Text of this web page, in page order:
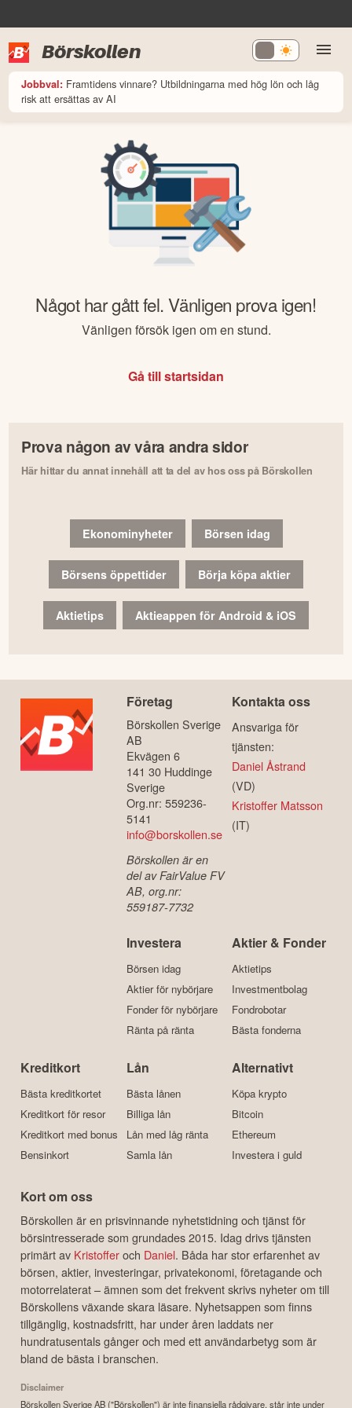
Börskollen
Jobbval: Framtidens vinnare? Utbildningarna med hög lön och låg
risk att ersättas av AI
Något har gått fel. Vänligen prova igen!
Vänligen försök igen om en stund.
Gå till startsidan
Prova någon av våra andra sidor
Här hittar du annat innehåll att ta del av hos oss på Börskollen
Ekonominyheter Börsen idag
Börsens öppettider Börja köpa aktier
Aktietips Aktieappen för Android & iOS
Företag
Börskollen Sverige
AB
Ekvägen 6
141 30 Huddinge
Sverige
Org.nr: 559236-
5141
info@borskollen.se
Börskollen är en
del av FairValue FV
AB, org.nr:
559187-7732
Kontakta oss
Ansvariga för
tjänsten:
Daniel Åstrand
(VD)
Kristoffer Matsson
(IT)
Investera
Börsen idag
Aktier för nybörjare
Fonder för nybörjare
Ränta på ränta
Aktier & Fonder
Aktietips
Investmentbolag
Fondrobotar
Bästa fonderna
Kreditkort
Bästa kreditkortet
Kreditkort för resor
Kreditkort med bonus
Bensinkort
Lån
Bästa lånen
Billiga lån
Lån med låg ränta
Samla lån
Alternativt
Köpa krypto
Bitcoin
Ethereum
Investera i guld
Kort om oss
Börskollen är en prisvinnande nyhetstidning och tjänst för
börsintresserade som grundades 2015. Idag drivs tjänsten
primärt av Kristofferoch Daniel. Båda har stor erfarenhet av
börsen, aktier, investeringar, privatekonomi, företagande och
motorrelaterat – ämnen som det frekvent skrivs nyheter om till
Börskollens växande skara läsare. Nyhetsappen som finns
tillgänglig, kostnadsfritt, har under åren laddats ner
hundratusentals gånger och med ett användarbetyg som är
bland de bästa i branschen.
Disclaimer
Börskollen Sverige AB ("Börskollen") är inte finansiella rådgivare, står inte under